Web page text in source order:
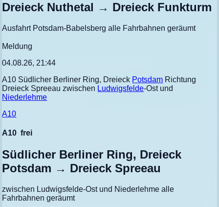
Dreieck Nuthetal → Dreieck Funkturm
Ausfahrt Potsdam-Babelsberg alle Fahrbahnen geräumt
Meldung
04.08.26, 21:44
A10 Südlicher Berliner Ring, Dreieck Potsdam Richtung
Dreieck Spreeau zwischen Ludwigsfelde-Ost und
Niederlehme
A10
A10 frei
Südlicher Berliner Ring, Dreieck
Potsdam → Dreieck Spreeau
zwischen Ludwigsfelde-Ost und Niederlehme alle
Fahrbahnen geräumt